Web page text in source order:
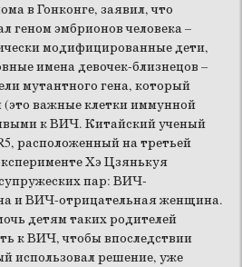
в Гонконге, заявил, что
геном эмбрионов человека –
модифицированные дети,
имена девочек-близнецов –
мутантного гена, который
важные клетки иммунной
к ВИЧ. Китайский ученый
расположенный на третьей
Хэ Цзянькуя
пар: ВИЧ-
и ВИЧ-отрицательная женщина.
детям таких родителей
к ВИЧ, чтобы впоследствии
использовал решение, уже